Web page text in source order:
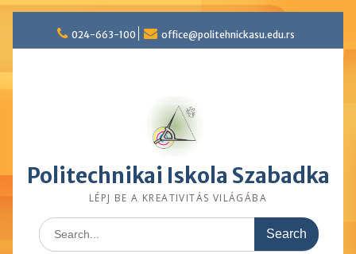
content
024-663-100 office@politehnickasu.edu.rs
Politechnikai Iskola Szabadka
LÉPJ BE A KREATIVITÁS VILÁGÁBA
Search
for: